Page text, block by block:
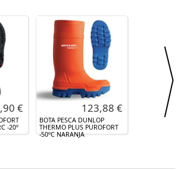
€
-20º
123,88 €
BOTA PESCA DUNLOP
THERMO PLUS PUROFORT
-50ºC NARANJA